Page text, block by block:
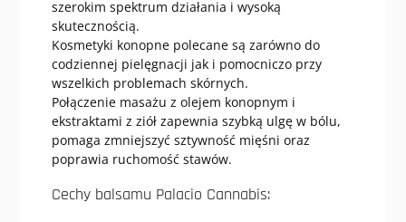
szerokim spektrum działania i wysoką
skutecznością.
Kosmetyki konopne polecane są zarówno do
codziennej pielęgnacji jak i pomocniczo przy
wszelkich problemach skórnych.
Połączenie masażu z olejem konopnym i
ekstraktami z ziół zapewnia szybką ulgę w bólu,
pomaga zmniejszyć sztywność mięśni oraz
poprawia ruchomość stawów.
Cechy balsamu Palacio Cannabis: